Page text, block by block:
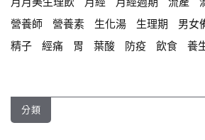
營養師
營養素 生化湯 生理期 男女
精子
經痛 胃 葉酸 防疫 飲食 養
分類